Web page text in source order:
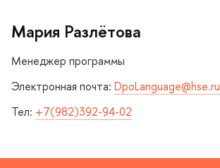
Мария Разлётова
Менеджер программы
Электронная почта: DpoLanguage@hse.ru
Тел: +7(982)392-94-02